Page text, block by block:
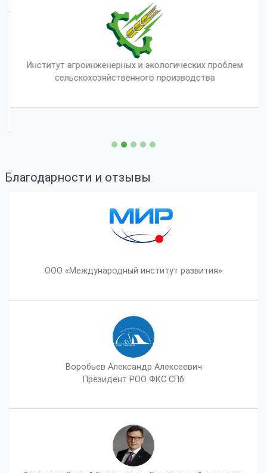
Институт агроинженерных и экологических проблем
сельскохозяйственного производства
Благодарности и отзывы
ООО «Международный институт развития»
Воробьев Александр Алексеевич
Президент РОО ФКС СПб
Воронков Сергей Георгиевич - Генеральный директор
компании «ЭкспоФорум-Интернэшнл»